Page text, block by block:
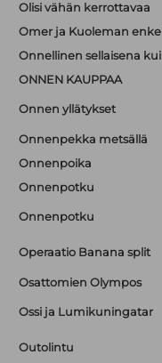
Olisi vähän kerrottavaa
Omer ja Kuoleman
Onnellinen sellaisena
ONNEN KAUPPAA
Onnen yllätykset
Onnenpekka metsällä
Onnenpoika
Onnenpotku
Onnenpotku
Operaatio Banana split
Osattomien Olympos
Ossi ja Lumikuningatar
Outolintu